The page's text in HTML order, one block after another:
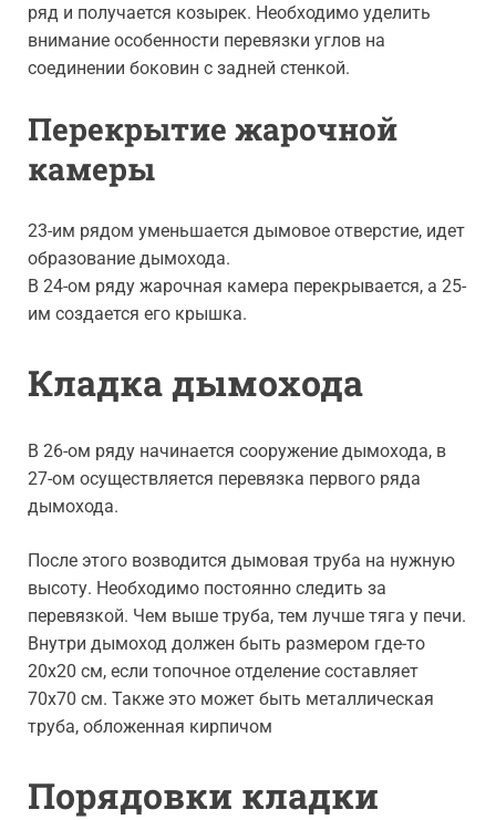
ряд и получается козырек. Необходимо уделить
внимание особенности перевязки углов на
соединении боковин с задней стенкой.
Перекрытие жарочной
камеры
23-им рядом уменьшается дымовое отверстие, идет
образование дымохода.
В 24-ом ряду жарочная камера перекрывается, а 25-
им создается его крышка.
Кладка дымохода
В 26-ом ряду начинается сооружение дымохода, в
27-ом осуществляется перевязка первого ряда
дымохода.
После этого возводится дымовая труба на нужную
высоту. Необходимо постоянно следить за
перевязкой. Чем выше труба, тем лучше тяга у печи.
Внутри дымоход должен быть размером где-то
20х20 см, если топочное отделение составляет
70х70 см. Также это может быть металлическая
труба, обложенная кирпичом
Порядовки кладки